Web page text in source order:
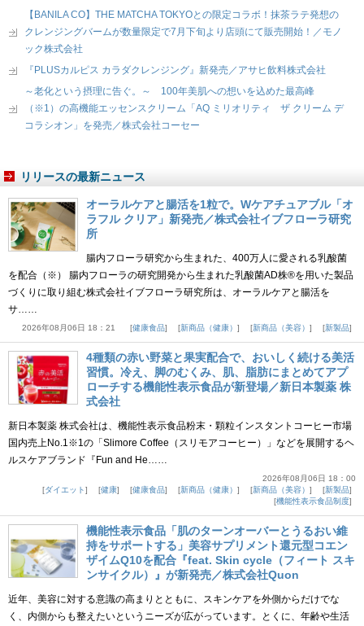
【BANILA CO】THE MATCHA TOKYOとの限定コラボ！抹茶ラテ発想の
クレンジングバームが数量限定で7月下旬より店頭にて販売開始！／モノ
ック株式会社
『PLUSカルピス カラダクレンジング』新発売／アサヒ飲料株式会社
～老化という摂理に告ぐ。～ 100年美肌への想いを込めた最高峰
（※1）の高機能エッセンスクリーム「AQ ミリオリティ ザ クリーム デ
コラシオン」を発売／株式会社コーセー
リリースの最新ニュース
オーラルケアと腸活を1粒で。Wケアチュアブル「オ
ラフル クリア」新発売／株式会社イブフローラ研究
所
腸内フローラ研究から生まれた、400万人に愛される乳酸菌
を配合（※） 腸内フローラの研究開発から生まれた乳酸菌AD株®を用いた製品
づくりに取り組む株式会社イブフローラ研究所は、オーラルケアと腸活を
サ……
2026年08月06日 18：21 健康食品 新商品（健康） 新商品（美容） 新製品
4種類の赤い野菜と果実配合で、おいしく続ける美活
習慣。冷え、脚のむくみ、肌、脂肪にまとめてアプ
ローチする機能性表示食品が新登場／新日本製薬 株
式会社
新日本製薬 株式会社は、機能性表示食品粉末・顆粒インスタントコーヒー市場
国内売上No.1※1の「Slimore Coffee（スリモアコーヒー）」などを展開するヘ
ルスケアブランド『Fun and He……
2026年08月06日 18：00
ダイエット
健康 健康食品 新商品（健康） 新商品（美容）
新製品
機能性表示食品制度
機能性表示食品「肌のターンオーバーとうるおい維
持をサポートする」美容サプリメント還元型コエン
ザイムQ10を配合『feat. Skin cycle（フィート スキ
ンサイクル）』が新発売／株式会社Quon
近年、美容に対する意識の高まりとともに、スキンケアを外側からだけでな
く、内側からも整えたいというニーズが広がっています。とくに、年齢や生活